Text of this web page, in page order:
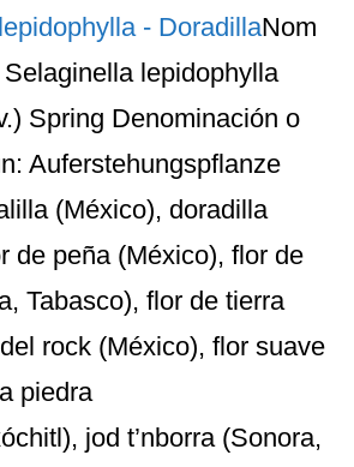
Nom
lepidophylla
Spring Denominación o
Auferstehungspflanze
(México), doradilla
de peña (México), flor de
Tabasco), flor de tierra
rock (México), flor suave
piedra
jod t’nborra (Sonora,